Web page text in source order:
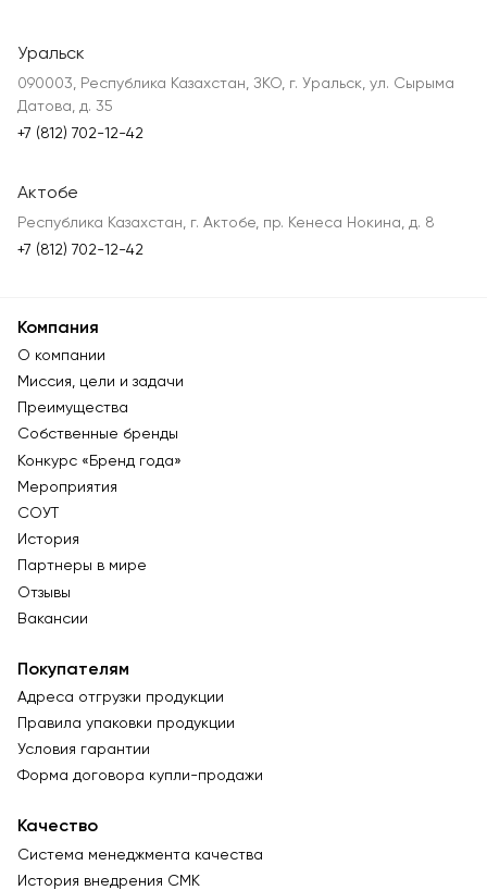
Уральск
090003, Республика Казахстан, ЗКО, г. Уральск, ул. Сырыма
Датова, д. 35
+7 (812) 702-12-42
Актобе
Республика Казахстан, г. Актобе, пр. Кенеса Нокина, д. 8
+7 (812) 702-12-42
Компания
О компании
Миссия, цели и задачи
Преимущества
Собственные бренды
Конкурс «Бренд года»
Мероприятия
СОУТ
История
Партнеры в мире
Отзывы
Вакансии
Покупателям
Адреса отгрузки продукции
Правила упаковки продукции
Условия гарантии
Форма договора купли-продажи
Качество
Система менеджмента качества
История внедрения СМК